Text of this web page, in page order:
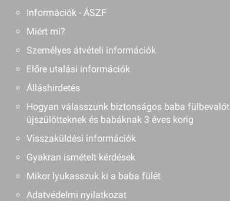
Információk - ÁSZF
Miért mi?
Személyes átvételi információk
Előre utalási információk
Álláshirdetés
Hogyan válasszunk biztonságos baba fülbevalót
újszülötteknek és babáknak 3 éves korig
Visszaküldési információk
Gyakran ismételt kérdések
Mikor lyukasszuk ki a baba fülét
Adatvédelmi nyilatkozat